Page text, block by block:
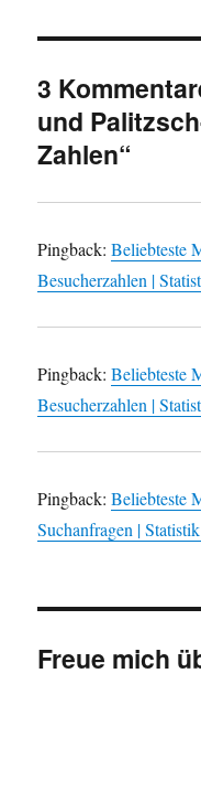
3
und
Zahlen“
Pingback:Beliebteste
Besucherzahlen |
Pingback:Beliebteste
Besucherzahlen |
Pingback:Beliebteste
Suchanfragen |
Freue mich